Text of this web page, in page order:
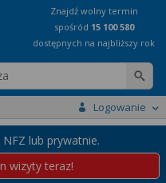
Znajdź wolny termin
spośród 15 100 580
dostępnych na najbliższy rok
Logowanie
lub prywatnie.
wizyty teraz!